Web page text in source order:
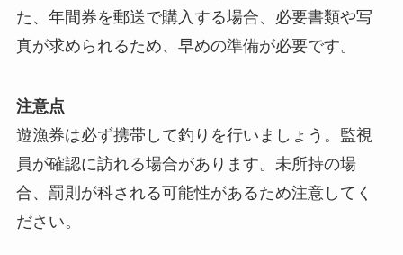
た、年間券を郵送で購入する場合、必要書類や写
真が求められるため、早めの準備が必要です。
注意点
遊漁券は必ず携帯して釣りを行いましょう。監視
員が確認に訪れる場合があります。未所持の場
合、罰則が科される可能性があるため注意してく
ださい。